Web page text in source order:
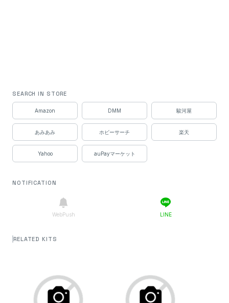
SEARCH IN STORE
Amazon DMM 駿河屋
あみあみ ホビーサーチ 楽天
Yahoo auPayマーケット
NOTIFICATION
WebPush LINE
RELATED KITS